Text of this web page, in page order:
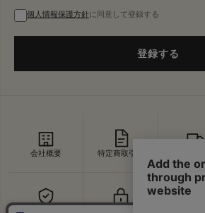
個人情報保護方針に同意して登録する
登録する
会社概要 特定商取引法
セキュリティ